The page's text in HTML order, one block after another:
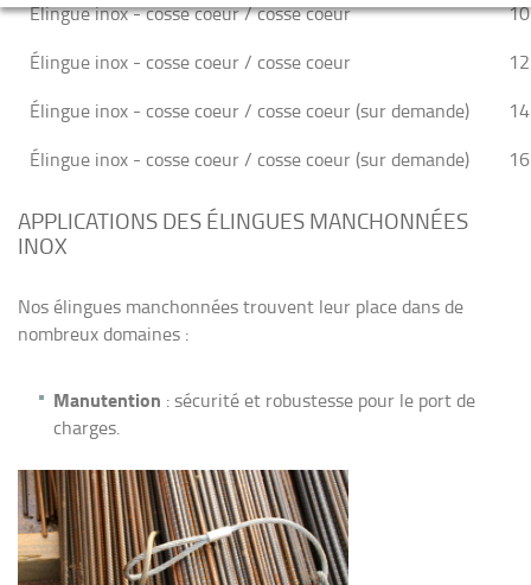
Élingue inox - cosse coeur / cosse coeur
10
Élingue inox - cosse coeur / cosse coeur
12
Élingue inox - cosse coeur / cosse coeur (sur demande)
14
Élingue inox - cosse coeur / cosse coeur (sur demande)
16
APPLICATIONS DES ÉLINGUES MANCHONNÉES
INOX
Nos élingues manchonnées trouvent leur place dans de
nombreux domaines :
Manutention : sécurité et robustesse pour le port de
charges.